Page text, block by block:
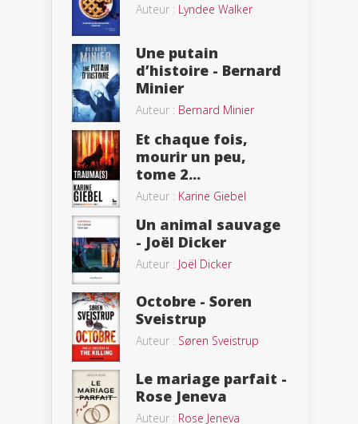
Auteur : Lyndee Walker
Une putain
d’histoire - Bernard
Minier
Auteur : Bernard Minier
Et chaque fois,
mourir un peu,
tome 2...
Auteur : Karine Giebel
Un animal sauvage
- Joël Dicker
Auteur : Joël Dicker
Octobre - Soren
Sveistrup
Auteur : Søren Sveistrup
Le mariage parfait -
Rose Jeneva
Auteur : Rose Jeneva